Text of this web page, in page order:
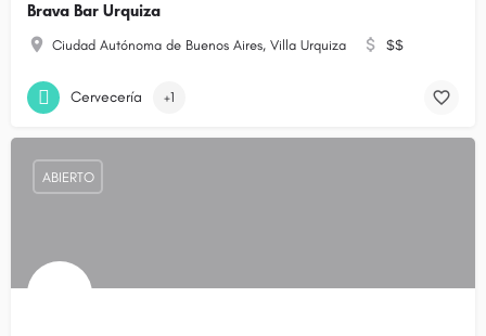
Brava Bar Urquiza
Ciudad Autónoma de Buenos Aires, Villa Urquiza $$
Cervecería +1
ABIERTO